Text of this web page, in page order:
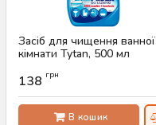
Засіб для чищення ванної
кімнати Tytan, 500 мл
138 грн
В кошик